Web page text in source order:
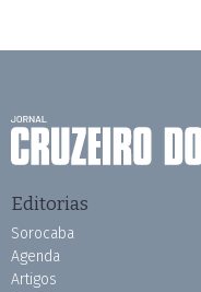
Editorias
Sorocaba
Agenda
Artigos